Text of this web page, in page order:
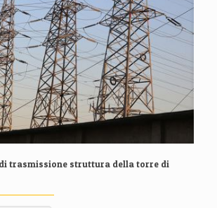
trasmissione struttura della torre di